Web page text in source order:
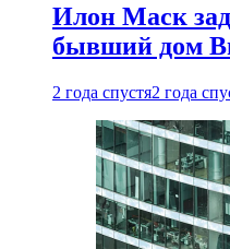
Илон Маск
бывший дом
2 года спустя2 года